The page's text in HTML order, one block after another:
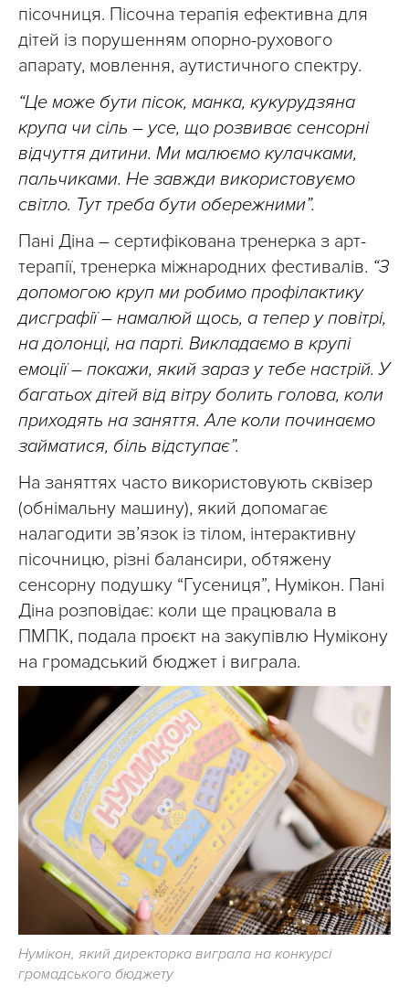
пісочниця. Пісочна терапія ефективна для
дітей із порушенням опорно-рухового
апарату, мовлення, аутистичного спектру.
“Це може бути пісок, манка, кукурудзяна
крупа чи сіль – усе, що розвиває сенсорні
відчуття дитини. Ми малюємо кулачками,
пальчиками. Не завжди використовуємо
світло. Тут треба бути обережними”.
Пані Діна – сертифікована тренерка з арт-
терапії, тренерка міжнародних фестивалів. “З
допомогою круп ми робимо профілактику
дисграфії – намалюй щось, а тепер у повітрі,
на долонці, на парті. Викладаємо в крупі
емоції – покажи, який зараз у тебе настрій. У
багатьох дітей від вітру болить голова, коли
приходять на заняття. Але коли починаємо
займатися, біль відступає”.
На заняттях часто використовують сквізер
(обнімальну машину), який допомагає
налагодити зв’язок із тілом, інтерактивну
пісочницю, різні балансири, обтяжену
сенсорну подушку “Гусениця”, Нумікон. Пані
Діна розповідає: коли ще працювала в
ПМПК, подала проєкт на закупівлю Нумікону
на громадський бюджет і виграла.
Нумікон, який директорка виграла на конкурсі
громадського бюджету